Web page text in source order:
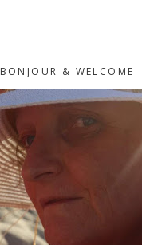
BONJOUR & WELCOME